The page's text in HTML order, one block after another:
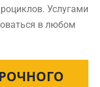
Услугами
в любом